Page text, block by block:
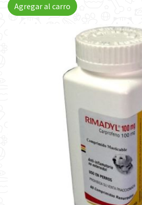
Agregar al carro